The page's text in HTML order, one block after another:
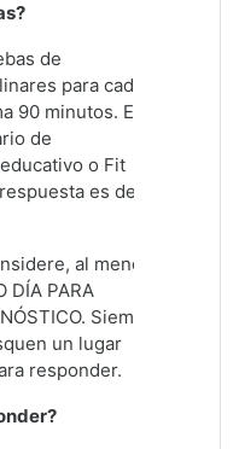
de
para cada
90 minutos. En el
de
o Fit
es de 15 a
al menos, 4
DÍA PARA
Siempre
un lugar
responder.